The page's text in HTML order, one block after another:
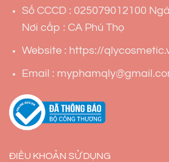
Số CCCD : 025079012100
Nơi cấp : CA Phú Thọ
Website : https://
Email :
ĐIỀU KHOẢN SỬ DỤNG